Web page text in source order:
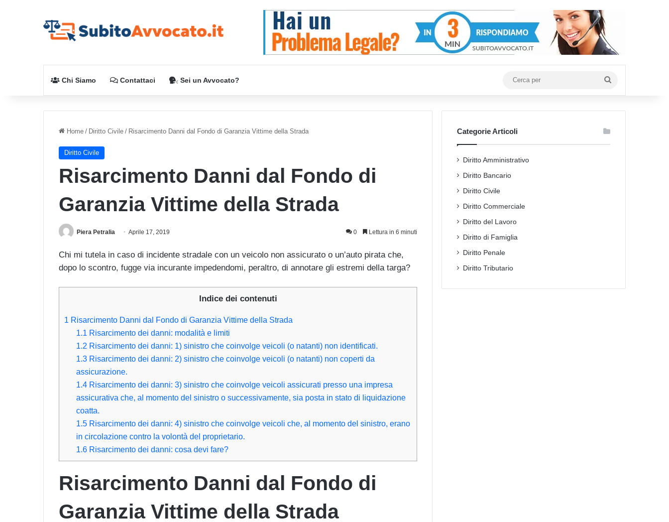
Chi Siamo Contattaci Sei un Avvocato?
per
Home / Diritto Civile / Risarcimento Danni dal Fondo di Garanzia Vittime della Strada
Diritto Civile
Risarcimento Danni dal Fondo di
Garanzia Vittime della Strada
Piera Petralia Aprile 17, 2019 0 Lettura in 6 minuti
Chi mi tutela in caso di incidente stradale con un veicolo non assicurato o un’auto pirata che,
dopo lo scontro, fugge via incurante impedendomi, peraltro, di annotare gli estremi della targa?
Indice dei contenuti
1 Risarcimento Danni dal Fondo di Garanzia Vittime della Strada
1.1 Risarcimento dei danni: modalità e limiti
1.2 Risarcimento dei danni: 1) sinistro che coinvolge veicoli (o natanti) non identificati.
1.3 Risarcimento dei danni: 2) sinistro che coinvolge veicoli (o natanti) non coperti da
assicurazione.
1.4 Risarcimento dei danni: 3) sinistro che coinvolge veicoli assicurati presso una impresa
assicurativa che, al momento del sinistro o successivamente, sia posta in stato di liquidazione
coatta.
1.5 Risarcimento dei danni: 4) sinistro che coinvolge veicoli che, al momento del sinistro, erano
in circolazione contro la volontà del proprietario.
1.6 Risarcimento dei danni: cosa devi fare?
Risarcimento Danni dal Fondo di
Garanzia Vittime della Strada
Categorie Articoli
Diritto Amministrativo
Diritto Bancario
Diritto Civile
Diritto Commerciale
Diritto del Lavoro
Diritto di Famiglia
Diritto Penale
Diritto Tributario